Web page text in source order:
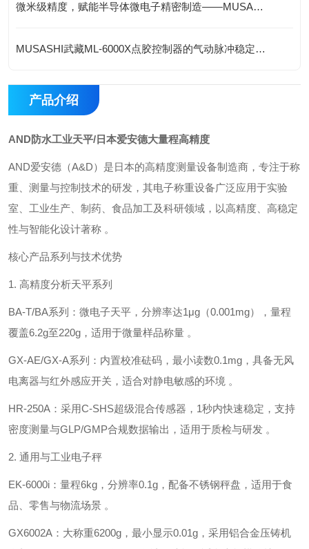
微米级精度，赋能半导体微电子精密制造——MUSASHI武藏ML-8000X点胶机
MUSASHI武藏ML-6000X点胶控制器的气动脉冲稳定回路是如何工作的？
产品介绍
AND防水工业天平/日本爱安德大量程高精度
AND爱安德‌（A&D）是日本的高精度测量设备制造商，专注于称
重、测量与控制技术的研发，其电子称重设备广泛应用于‌实验
室、工业生产、制药、食品加工及科研领域‌，以高精度、高稳定
性与智能化设计著称 。
核心产品系列与技术优势
1. ‌高精度分析天平系列‌
‌BA-T/BA系列‌：微电子天平，分辨率达‌1μg（0.001mg）‌，量程
覆盖6.2g至220g，适用于微量样品称量 。
‌GX-AE/GX-A系列‌：内置校准砝码，最小读数‌0.1mg‌，具备无风
电离器与红外感应开关，适合对静电敏感的环境 。
‌HR-250A‌：采用‌C-SHS超级混合传感器‌，1秒内快速稳定，支持
密度测量与GLP/GMP合规数据输出，适用于质检与研发 。
2. ‌通用与工业电子秤‌
‌EK-6000i‌：量程‌6kg‌，分辨率‌0.1g‌，配备不锈钢秤盘，适用于食
品、零售与物流场景 。
‌GX6002A‌：大称重‌6200g‌，最小显示‌0.01g‌，采用铝合金压铸机